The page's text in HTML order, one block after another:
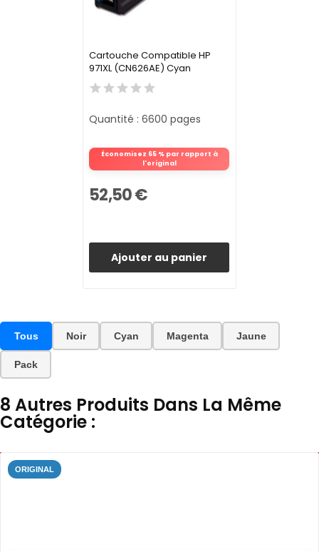
Cartouche Compatible HP
971XL (CN626AE) Cyan
Économisez 65 % par rapport à
l'original
Quantité : 6600 pages
52,50 €
Ajouter au panier
Tous Noir Cyan Magenta Jaune
Pack
8 Autres Produits Dans La Même
Catégorie :
ORIGINAL